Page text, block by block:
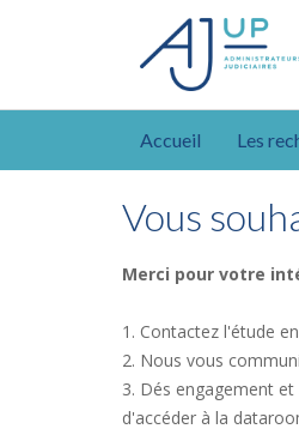
Accueil Les
Vous
Merci pour votre
1. Contactez l'étude
2. Nous vous
3. Dés engagement
d'accéder à la